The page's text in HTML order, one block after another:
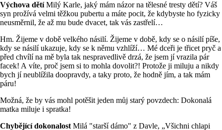
Výchova dětíMilý Karle, jaký mám názor na tělesné tresty dětí? Váš
syn prožívá velmi těžkou pubertu a máte pocit, že kdybyste ho fyzicky
neusměrnil, že až mu bude dvacet, tak vás zastřelí…
Hm. Žijeme v době velkého násilí. Žijeme v době, kdy se o násilí píše,
kdy se násilí ukazuje, kdy se k němu vzhlíží… Mé dceři je třicet pryč a
před chvílí na mě byla tak nespravedlivě drzá, že jsem jí vrazila pár
facek! A víte, proč jsem si to mohla dovolit?! Protože ji miluju a nikdy
bych jí neublížila doopravdy, a taky proto, že hodně jím, a tak mám
páru!
Možná, že by vás mohl potěšit jeden můj starý povzdech: Dokonalá
matka miluje i spratka!
Chybějící dokonalost Milá "starší dámo" z Davle, „Všichni chlapi